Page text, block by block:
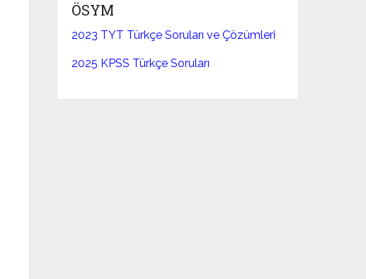
ÖSYM
2023 TYT Türkçe Soruları ve Çözümleri
2025 KPSS Türkçe Soruları